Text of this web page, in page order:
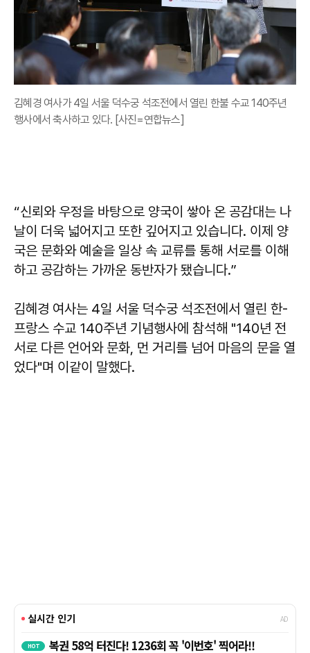
김혜경 여사가 4일 서울 덕수궁 석조전에서 열린 한불 수교 140주년
행사에서 축사하고 있다. [사진=연합뉴스]
“신뢰와 우정을 바탕으로 양국이 쌓아 온 공감대는 나
날이 더욱 넓어지고 또한 깊어지고 있습니다. 이제 양
국은 문화와 예술을 일상 속 교류를 통해 서로를 이해
하고 공감하는 가까운 동반자가 됐습니다.”
김혜경 여사는 4일 서울 덕수궁 석조전에서 열린 한-
프랑스 수교 140주년 기념행사에 참석해 "140년 전
서로 다른 언어와 문화, 먼 거리를 넘어 마음의 문을 열
었다"며 이같이 말했다.